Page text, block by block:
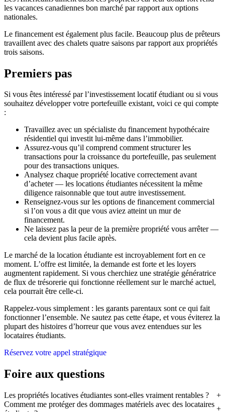
les vacances canadiennes bon marché par rapport aux options
nationales.
Le financement est également plus facile. Beaucoup plus de prêteurs
travaillent avec des chalets quatre saisons par rapport aux propriétés
trois saisons.
Premiers pas
Si vous êtes intéressé par l’investissement locatif étudiant ou si vous
souhaitez développer votre portefeuille existant, voici ce qui compte
:
Travaillez avec un spécialiste du financement hypothécaire
résidentiel qui investit lui-même dans l’immobilier.
Assurez-vous qu’il comprend comment structurer les
transactions pour la croissance du portefeuille, pas seulement
pour des transactions uniques.
Analysez chaque propriété locative correctement avant
d’acheter — les locations étudiantes nécessitent la même
diligence raisonnable que tout autre investissement.
Renseignez-vous sur les options de financement commercial
si l’on vous a dit que vous aviez atteint un mur de
financement.
Ne laissez pas la peur de la première propriété vous arrêter —
cela devient plus facile après.
Le marché de la location étudiante est incroyablement fort en ce
moment. L’offre est limitée, la demande est forte et les loyers
augmentent rapidement. Si vous cherchiez une stratégie génératrice
de flux de trésorerie qui fonctionne réellement sur le marché actuel,
cela pourrait être celle-ci.
Rappelez-vous simplement : les garants parentaux sont ce qui fait
fonctionner l’ensemble. Ne sautez pas cette étape, et vous éviterez la
plupart des histoires d’horreur que vous avez entendues sur les
locataires étudiants.
Réservez votre appel stratégique
Foire aux questions
Les propriétés locatives étudiantes sont-elles vraiment rentables ?
Comment me protéger des dommages matériels avec des locataires